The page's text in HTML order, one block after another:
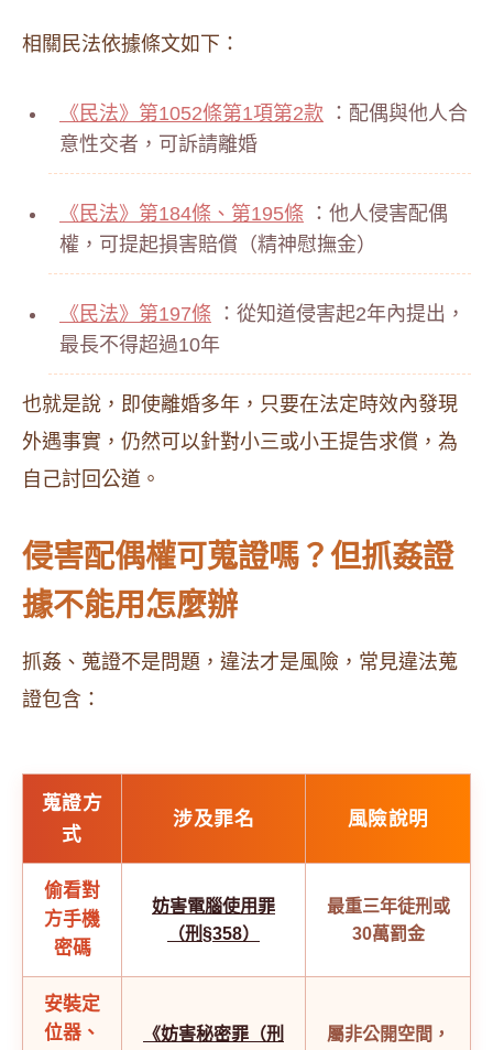
相關民法依據條文如下：
《民法》第1052條第1項第2款 ：配偶與他人合
意性交者，可訴請離婚
《民法》第184條、第195條 ：他人侵害配偶
權，可提起損害賠償（精神慰撫金）
《民法》第197條 ：從知道侵害起2年內提出，
最長不得超過10年
也就是說，即使離婚多年，只要在法定時效內發現
外遇事實，仍然可以針對小三或小王提告求償，為
自己討回公道。
侵害配偶權可蒐證嗎？但抓姦證
據不能用怎麼辦
抓姦、蒐證不是問題，違法才是風險，常見違法蒐
證包含：
蒐證方
式
涉及罪名 風險說明
偷看對
方手機
密碼
妨害電腦使用罪
（刑§358）
最重三年徒刑或
30萬罰金
安裝定
位器、
《妨害秘密罪（刑 屬非公開空間，